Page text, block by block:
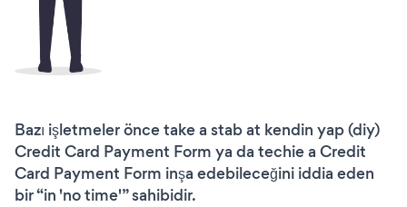
Bazı işletmeler önce take a stab at kendin yap (diy)
Credit Card Payment Form ya da techie a Credit
Card Payment Form inşa edebileceğini iddia eden
bir “in 'no time'” sahibidir.